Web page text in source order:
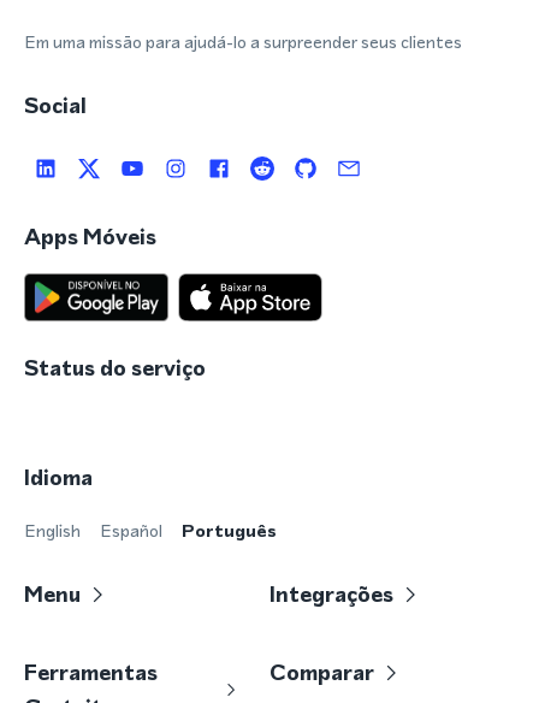
Em uma missão para ajudá-lo a surpreender seus clientes
Social
Apps Móveis
Status do serviço
Idioma
English Español Português
Menu Integrações
Ferramentas
Comparar